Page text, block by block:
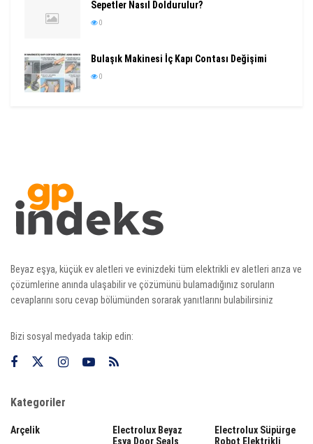
Sepetler Nasıl Doldurulur?
0
Bulaşık Makinesi İç Kapı Contası Değişimi
0
Beyaz eşya, küçük ev aletleri ve evinizdeki tüm elektrikli ev aletleri arıza ve
çözümlerine anında ulaşabilir ve çözümünü bulamadığınız soruların
cevaplarını soru cevap bölümünden sorarak yanıtlarını bulabilirsiniz
Bizi sosyal medyada takip edin:
Kategoriler
Arçelik
Electrolux Beyaz
Eşya Door Seals
Electrolux Süpürge
Robot Elektrikli